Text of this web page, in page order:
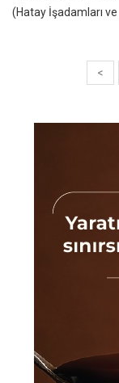
(Hatay İşadamları ve
<